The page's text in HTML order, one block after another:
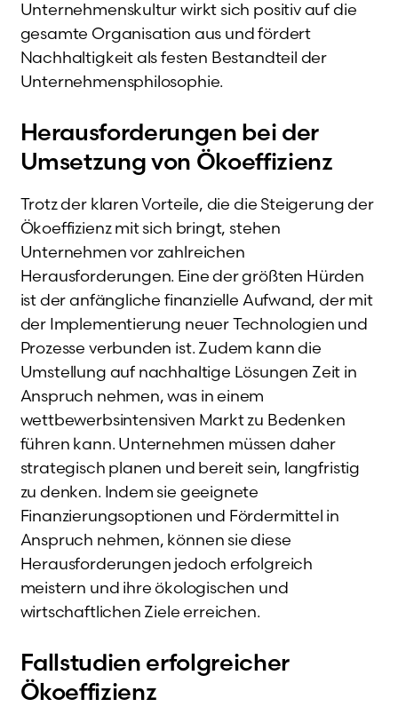
Unternehmenskultur wirkt sich positiv auf die
gesamte Organisation aus und fördert
Nachhaltigkeit als festen Bestandteil der
Unternehmensphilosophie.
Herausforderungen bei der
Umsetzung von Ökoeffizienz
Trotz der klaren Vorteile, die die Steigerung der
Ökoeffizienz mit sich bringt, stehen
Unternehmen vor zahlreichen
Herausforderungen. Eine der größten Hürden
ist der anfängliche finanzielle Aufwand, der mit
der Implementierung neuer Technologien und
Prozesse verbunden ist. Zudem kann die
Umstellung auf nachhaltige Lösungen Zeit in
Anspruch nehmen, was in einem
wettbewerbsintensiven Markt zu Bedenken
führen kann. Unternehmen müssen daher
strategisch planen und bereit sein, langfristig
zu denken. Indem sie geeignete
Finanzierungsoptionen und Fördermittel in
Anspruch nehmen, können sie diese
Herausforderungen jedoch erfolgreich
meistern und ihre ökologischen und
wirtschaftlichen Ziele erreichen.
Fallstudien erfolgreicher
Ökoeffizienz